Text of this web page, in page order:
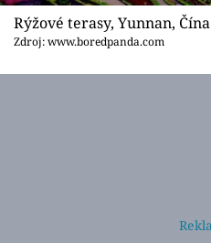
Rýžové terasy, Yunnan, Čína
Zdroj: www.boredpanda.com